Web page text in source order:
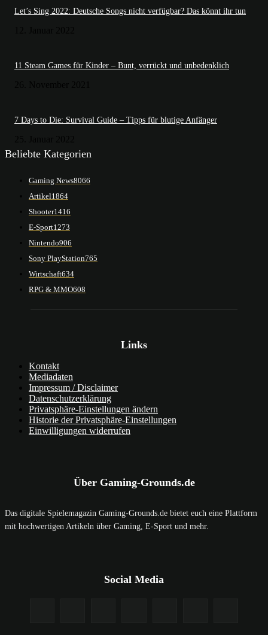
Let’s Sing 2022: Deutsche Songs nicht verfügbar? Das könnt ihr tun
11 Steam Games für Kinder – Bunt, verrückt und unbedenklich
7 Days to Die: Survival Guide – Tipps für blutige Anfänger
Beliebte Kategorien
Gaming News8066
Artikel1864
Shooter1416
E-Sport1273
Nintendo906
Sony PlayStation765
Wirtschaft634
RPG & MMO608
Links
Kontakt
Mediadaten
Impressum / Disclaimer
Datenschutzerklärung
Privatsphäre-Einstellungen ändern
Historie der Privatsphäre-Einstellungen
Einwilligungen widerrufen
Über Gaming-Grounds.de
Das digitale Spielemagazin Gaming-Grounds.de bietet euch eine Plattform
mit hochwertigen Artikeln über Gaming, E-Sport und mehr.
Social Media